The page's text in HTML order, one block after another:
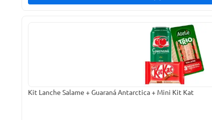
Kit Lanche Salame + Guaraná Antarctica + Mini Kit Kat